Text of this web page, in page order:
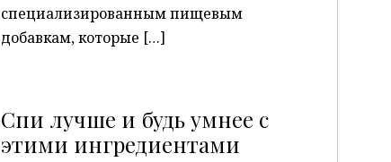
специализированным пищевым
добавкам, которые […]
Спи лучше и будь умнее с
этими ингредиентами